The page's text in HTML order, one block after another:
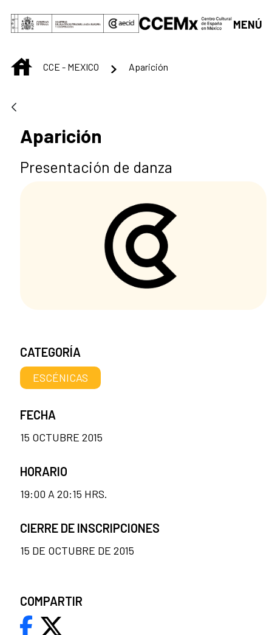
Saltar al contenido principal
MENÚ
INICIOCCE - MEXICO Aparición
Aparición
Presentación de danza
CATEGORÍA
ESCÉNICAS
FECHA
15 OCTUBRE 2015
HORARIO
19:00 A 20:15 HRS.
CIERRE DE INSCRIPCIONES
15 DE OCTUBRE DE 2015
COMPARTIR